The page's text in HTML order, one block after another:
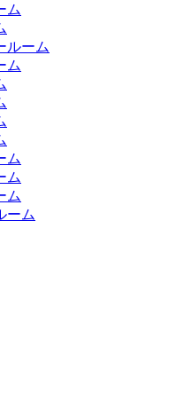
ム
ルーム
ム
ム
ム
ム
ーム